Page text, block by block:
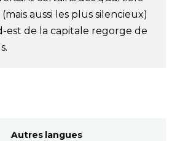
official SNS
aussi les plus silencieux)
est de la capitale regorge de
Autres langues